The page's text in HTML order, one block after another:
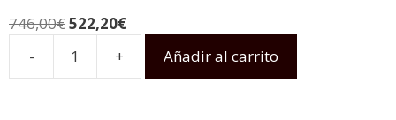
746,00€522,20€
-
+ Añadir al carrito